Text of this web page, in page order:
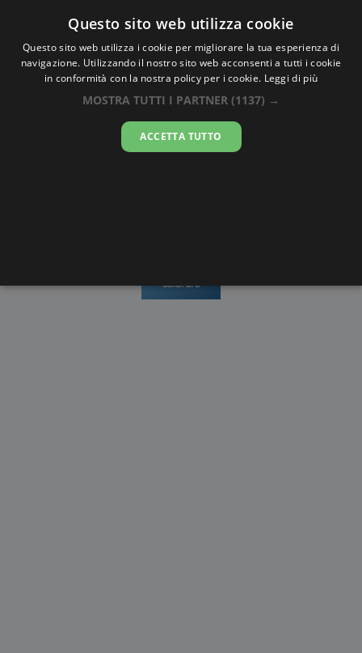
Oraesatta.co
Ora EsattaFoumbouni
15:45:28
colorare
Questo sito web utilizza cookie
Questo sito web utilizza i cookie per migliorare la tua esperienza di
navigazione. Utilizzando il nostro sito web acconsenti a tutti i cookie
in conformità con la nostra policy per i cookie. Leggi di più
MOSTRA TUTTI I PARTNER (1137) →
ACCETTA TUTTO